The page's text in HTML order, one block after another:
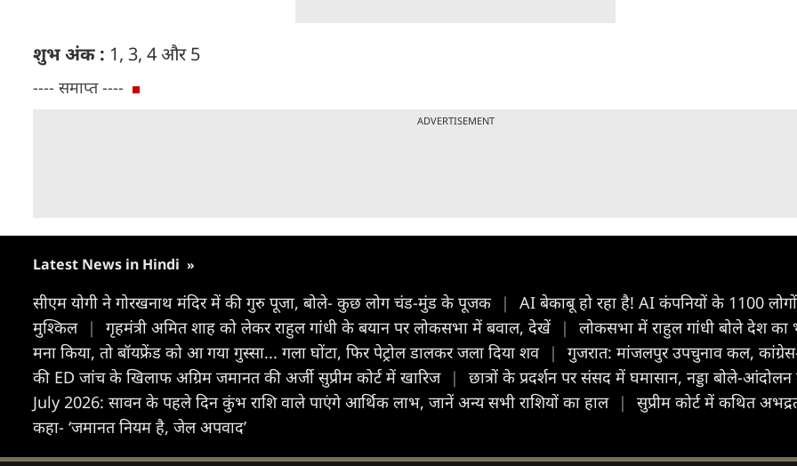
शुभ अंक : 1, 3, 4 और 5
---- समाप्त ----
ADVERTISEMENT
Latest News in Hindi »
सीएम योगी ने गोरखनाथ मंदिर में की गुरु पूजा, बोले- कुछ लोग चंड-मुंड के पूजक |
AI बेकाबू हो रहा है! AI कंपनियों के 1100
मुश्किल | गृहमंत्री अम‍ित शाह को लेकर राहुल गांधी के बयान पर लोकसभा में बवाल, देखें | लोकसभा में राहुल गांधी बोले देश का
मना किया, तो बॉयफ्रेंड को आ गया गुस्सा... गला घोंटा, फिर पेट्रोल डालकर जला दिया शव | गुजरात: मांजलपुर उपचुनाव कल,
की ED जांच के खिलाफ अग्रिम जमानत की अर्जी सुप्रीम कोर्ट में खारिज | छात्रों के प्रदर्शन पर संसद में घमासान, नड्डा बोले-
July 2026: सावन के पहले दिन कुंभ राशि वाले पाएंगे आर्थिक लाभ, जानें अन्य सभी राशियों का हाल |
सुप्रीम कोर्ट में कथित
कहा- ‘जमानत नियम है, जेल अपवाद’